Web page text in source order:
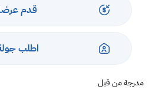
قدم
اطلب
مدرجة من قبل
are available in different locations in
and viewing please call or WhatsApp:
66651959, office: +973 17280288